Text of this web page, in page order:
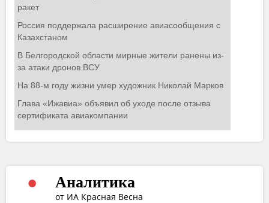
Аналитика
от ИА Красная Весна